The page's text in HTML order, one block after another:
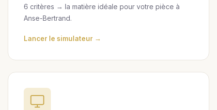
6 critères → la matière idéale pour votre pièce à
Anse-Bertrand.
Lancer le simulateur →